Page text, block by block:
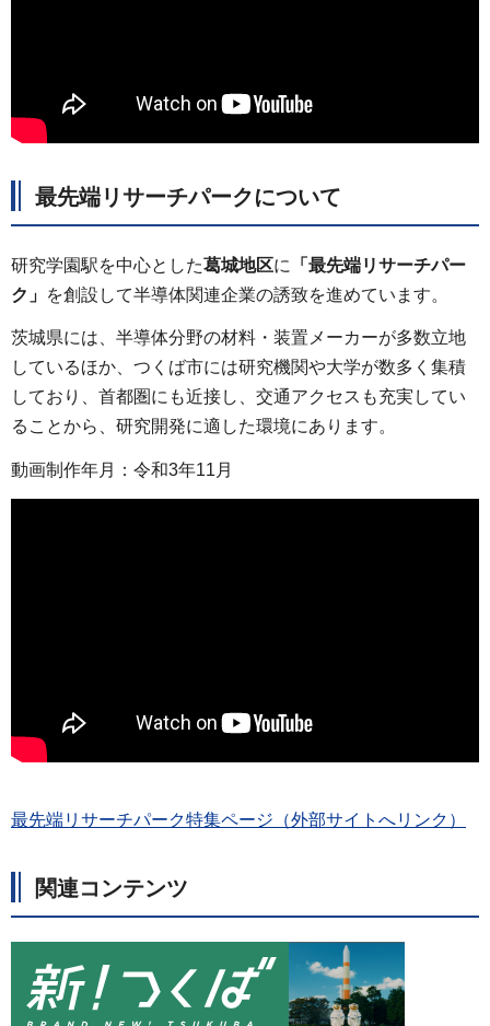
最先端リサーチパークについて
研究学園駅を中心とした葛城地区に
「最先端リサーチパー
ク」 を創設して半導体関連企業の誘致を進めています。
茨城県には、半導体分野の材料・装置メーカーが多数立地
しているほか、つくば市には研究機関や大学が数多く集積
しており、首都圏にも近接し、交通アクセスも充実してい
ることから、研究開発に適した環境にあります。
動画制作年月：令和3年11月
最先端リサーチパーク特集ページ（外部サイトへリンク）
関連コンテンツ